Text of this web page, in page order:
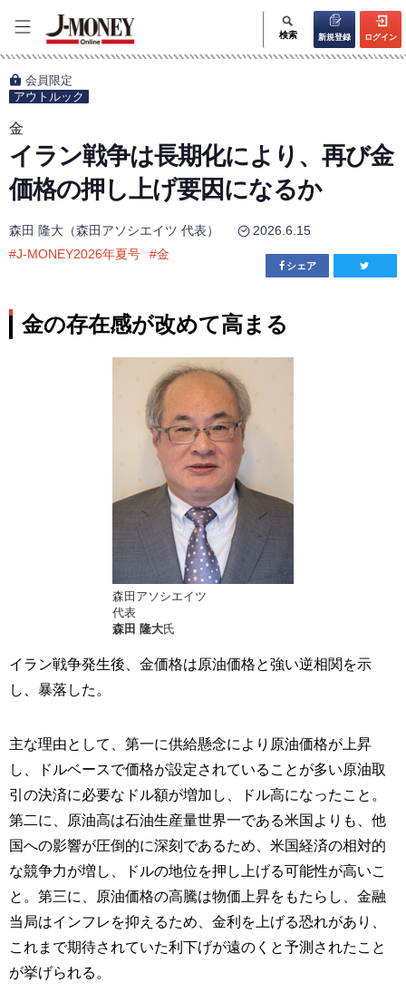
検索 新規登録 ログイン
会員限定
アウトルック
金
イラン戦争は長期化により、再び金
価格の押し上げ要因になるか
森田 隆大（森田アソシエイツ 代表）
2026.6.15
#J-MONEY2026年夏号 #金
シェア
金の存在感が改めて高まる
森田アソシエイツ
代表
森田 隆大氏
イラン戦争発生後、金価格は原油価格と強い逆相関を示
し、暴落した。
主な理由として、第一に供給懸念により原油価格が上昇
し、ドルベースで価格が設定されていることが多い原油取
引の決済に必要なドル額が増加し、ドル高になったこと。
第二に、原油高は石油生産量世界一である米国よりも、他
国への影響が圧倒的に深刻であるため、米国経済の相対的
な競争力が増し、ドルの地位を押し上げる可能性が高いこ
と。第三に、原油価格の高騰は物価上昇をもたらし、金融
当局はインフレを抑えるため、金利を上げる恐れがあり、
これまで期待されていた利下げが遠のくと予測されたこと
が挙げられる。